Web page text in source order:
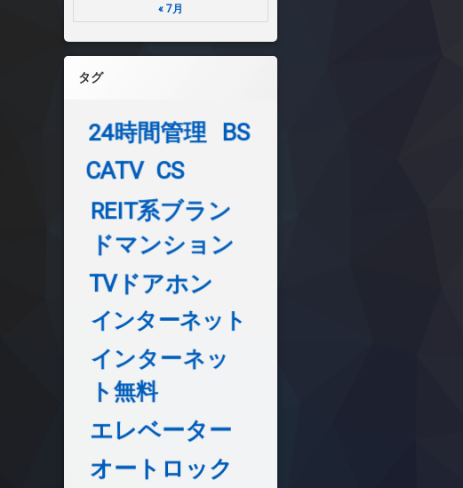
« 7月
タグ
24時間管理
BS
CATV CS
REIT系ブラン
ドマンション
TVドアホン
インターネット
インターネッ
ト無料
エレベーター
オートロック